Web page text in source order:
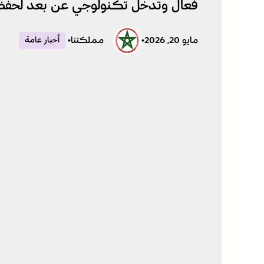
فعال وتدخل تكنولوجي عن بعد لحفظ
مايو 20, 2026 • مملكتنا• أخبار عامة